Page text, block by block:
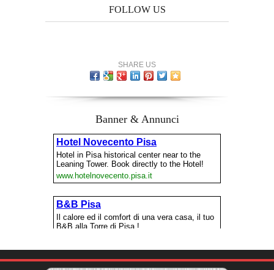
FOLLOW US
SHARE US
Banner & Annunci